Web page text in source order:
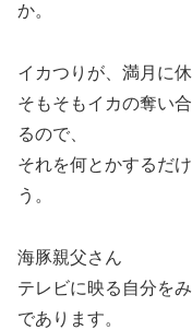
か。
イカつりが、満月に
そもそもイカの奪い
るので、
それを何とかするだ
う。
海豚親父さん
テレビに映る自分を
であります。